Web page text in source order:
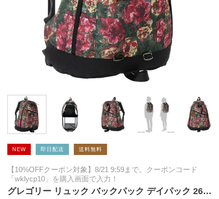
NEW 即日配送 送料無料
【10%OFFクーポン対象】8/21 9:59まで。クーポンコード
「wklycp10」を購入画面で入力！
グレゴリー リュック バックパック デイパック 26L マルチカラー メンズ レディース ユニセックス GREGORY 65169 A773 A4対応